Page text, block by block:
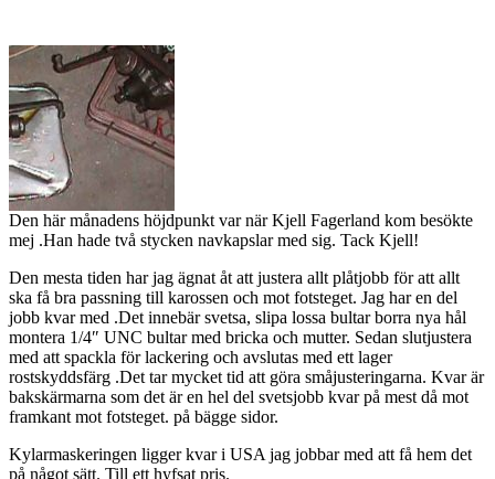
Den här månadens höjdpunkt var när Kjell Fagerland kom besökte
mej .Han hade två stycken navkapslar med sig. Tack Kjell!
Den mesta tiden har jag ägnat åt att justera allt plåtjobb för att allt
ska få bra passning till karossen och mot fotsteget. Jag har en del
jobb kvar med .Det innebär svetsa, slipa lossa bultar borra nya hål
montera 1/4″ UNC bultar med bricka och mutter. Sedan slutjustera
med att spackla för lackering och avslutas med ett lager
rostskyddsfärg .Det tar mycket tid att göra småjusteringarna. Kvar är
bakskärmarna som det är en hel del svetsjobb kvar på mest då mot
framkant mot fotsteget. på bägge sidor.
Kylarmaskeringen ligger kvar i USA jag jobbar med att få hem det
på något sätt. Till ett hyfsat pris.